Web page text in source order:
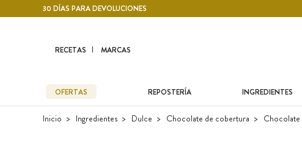
Contenido principal30 DÍAS PARA DEVOLUCIONES
RECETAS MARCAS
OFERTAS REPOSTERÍA INGREDIENTES
Inicio Ingredientes Dulce Chocolate de cobertura Chocolate